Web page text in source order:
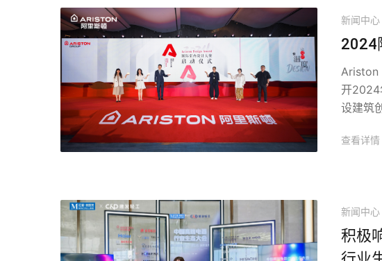
新闻中心
2024
Ariston
开2024
设建筑创
查看详情
新闻中心
积极